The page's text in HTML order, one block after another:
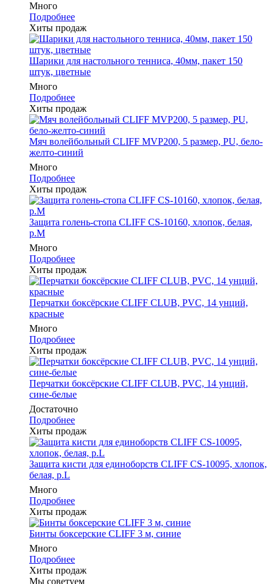
Много
Подробнее
Хиты продаж
Шарики для настольного тенниса, 40мм, пакет 150
штук, цветные
Много
Подробнее
Хиты продаж
Мяч волейбольный CLIFF MVP200, 5 размер, PU, бело-
желто-синий
Много
Подробнее
Хиты продаж
Защита голень-стопа CLIFF CS-10160, хлопок, белая,
р.M
Много
Подробнее
Хиты продаж
Перчатки боксёрские CLIFF CLUB, PVC, 14 унций,
красные
Много
Подробнее
Хиты продаж
Перчатки боксёрские CLIFF CLUB, PVC, 14 унций,
сине-белые
Достаточно
Подробнее
Хиты продаж
Защита кисти для единоборств CLIFF CS-10095, хлопок,
белая, р.L
Много
Подробнее
Хиты продаж
Бинты боксерские CLIFF 3 м, синие
Много
Подробнее
Хиты продаж
Мы советуем